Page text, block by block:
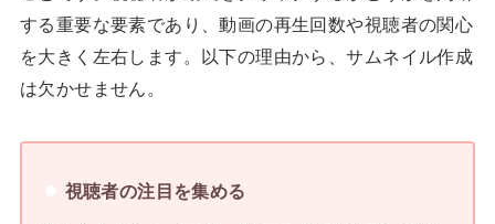
する重要な要素であり、動画の再生回数や視聴者の関心
を大きく左右します。以下の理由から、サムネイル作成
は欠かせません。
視聴者の注目を集める